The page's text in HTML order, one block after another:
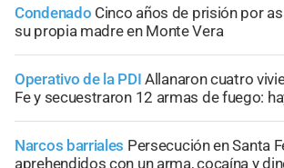
Condenado Cinco años de prisión por
su propia madre en Monte Vera
Operativo de la PDI Allanaron cuatro
Fe y secuestraron 12 armas de fuego:
Narcos barriales Persecución en Santa
aprehendidos con un arma, cocaína y